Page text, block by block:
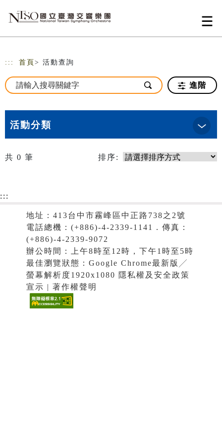
::: 首頁 > 活動查詢
進階
活動分類
共 0 筆 排序:
:::
地址：413台中市霧峰區中正路738之2號
電話總機：(+886)-4-2339-1141．傳真：
(+886)-4-2339-9072
辦公時間：上午8時至12時，下午1時至5時
最佳瀏覽狀態：Google Chrome最新版╱
螢幕解析度1920x1080 隱私權及安全政策
宣示 | 著作權聲明